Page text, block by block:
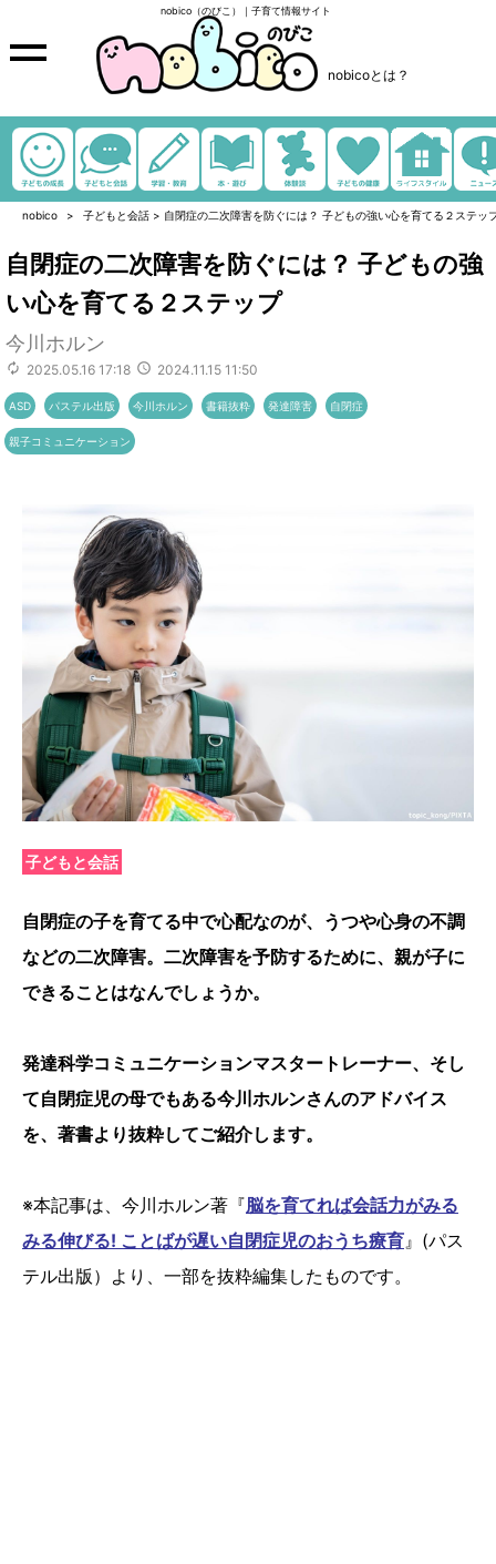
nobico（のびこ）｜子育て情報サイト
nobicoとは？
nobico 子どもと会話 > 自閉症の二次障害を防ぐには？ 子どもの強い心を育てる２ステッ
自閉症の二次障害を防ぐには？ 子どもの強
い心を育てる２ステップ
今川ホルン
2025.05.16 17:18 2024.11.15 11:50
ASD パステル出版 今川ホルン 書籍抜粋 発達障害 自閉症
親子コミュニケーション
子どもと会話
自閉症の子を育てる中で心配なのが、うつや心身の不調
などの二次障害。二次障害を予防するために、親が子に
できることはなんでしょうか。
発達科学コミュニケーションマスタートレーナー、そし
て自閉症児の母でもある今川ホルンさんのアドバイス
を、著書より抜粋してご紹介します。
※本記事は、今川ホルン著『脳を育てれば会話力がみる
みる伸びる! ことばが遅い自閉症児のおうち療育 』(パス
テル出版）より、一部を抜粋編集したものです。